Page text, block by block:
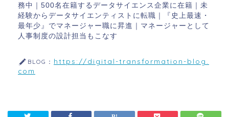
務中｜500名在籍するデータサイエンス企業に在籍｜未
経験からデータサイエンティストに転職｜『史上最速・
最年少』でマネージャー職に昇進｜マネージャーとして
人事制度の設計担当もこなす
BLOG： https://digital-transformation-blog.
com